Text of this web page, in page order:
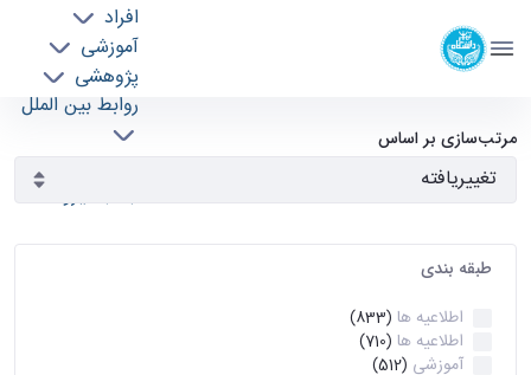
افراد
آموزشی
پژوهشی
روابط بین الملل
خدمات
آرشیو اطلاعیه ها - ece- دانشکده مهندسی برق و
کامپیوتر
مرتب‌سازی بر اساس
طبقه بندی
اطلاعیه ها (833)
اطلاعیه ها (710)
آموزشی (512)